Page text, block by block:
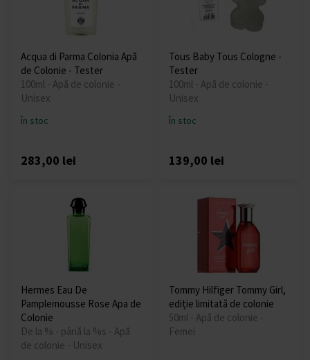
Acqua di Parma Colonia Apă
de Colonie - Tester
100ml - Apă de colonie -
Unisex
În stoc
283,00 lei
Tous Baby Tous Cologne -
Tester
100ml - Apă de colonie -
Unisex
În stoc
139,00 lei
Hermes Eau De
Pamplemousse Rose Apa de
Colonie
De la % - până la %s - Apă
de colonie - Unisex
Tommy Hilfiger Tommy Girl,
ediție limitată de colonie
50ml - Apă de colonie -
Femei